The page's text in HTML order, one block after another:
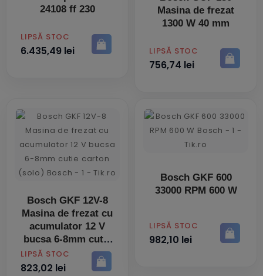
24108 ff 230
PRET
LIPSĂ STOC
6.435,49 lei
Masina de frezat
1300 W 40 mm
PRET
LIPSĂ STOC
756,74 lei
Bosch GKF 12V-8
Masina de frezat cu
acumulator 12 V
bucsa 6-8mm cutie
carton (solo)
PRET
LIPSĂ STOC
823,02 lei
Bosch GKF 600
33000 RPM 600 W
PRET
LIPSĂ STOC
982,10 lei